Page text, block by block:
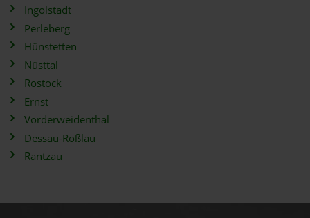
Ingolstadt
Perleberg
Hünstetten
Nüsttal
Rostock
Ernst
Vorderweidenthal
Dessau-Roßlau
Rantzau